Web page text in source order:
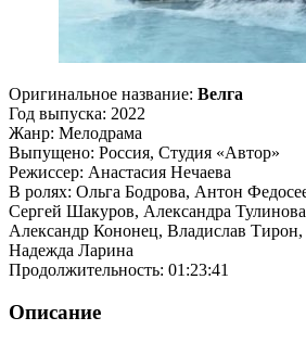
Оригинальное название: Велга
Год выпуска: 2022
Жанр: Мелодрама
Выпущено: Россия, Студия «Автор»
Режиссер: Анастасия Нечаева
В ролях: Ольга Бодрова, Антон
Сергей Шакуров, Александра
Александр Кононец, Владислав
Надежда Ларина
Продолжительность: 01:23:41
Описание